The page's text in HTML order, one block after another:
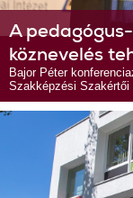
A
köznevelés
Bajor Péter
Szakképzési Szakértői